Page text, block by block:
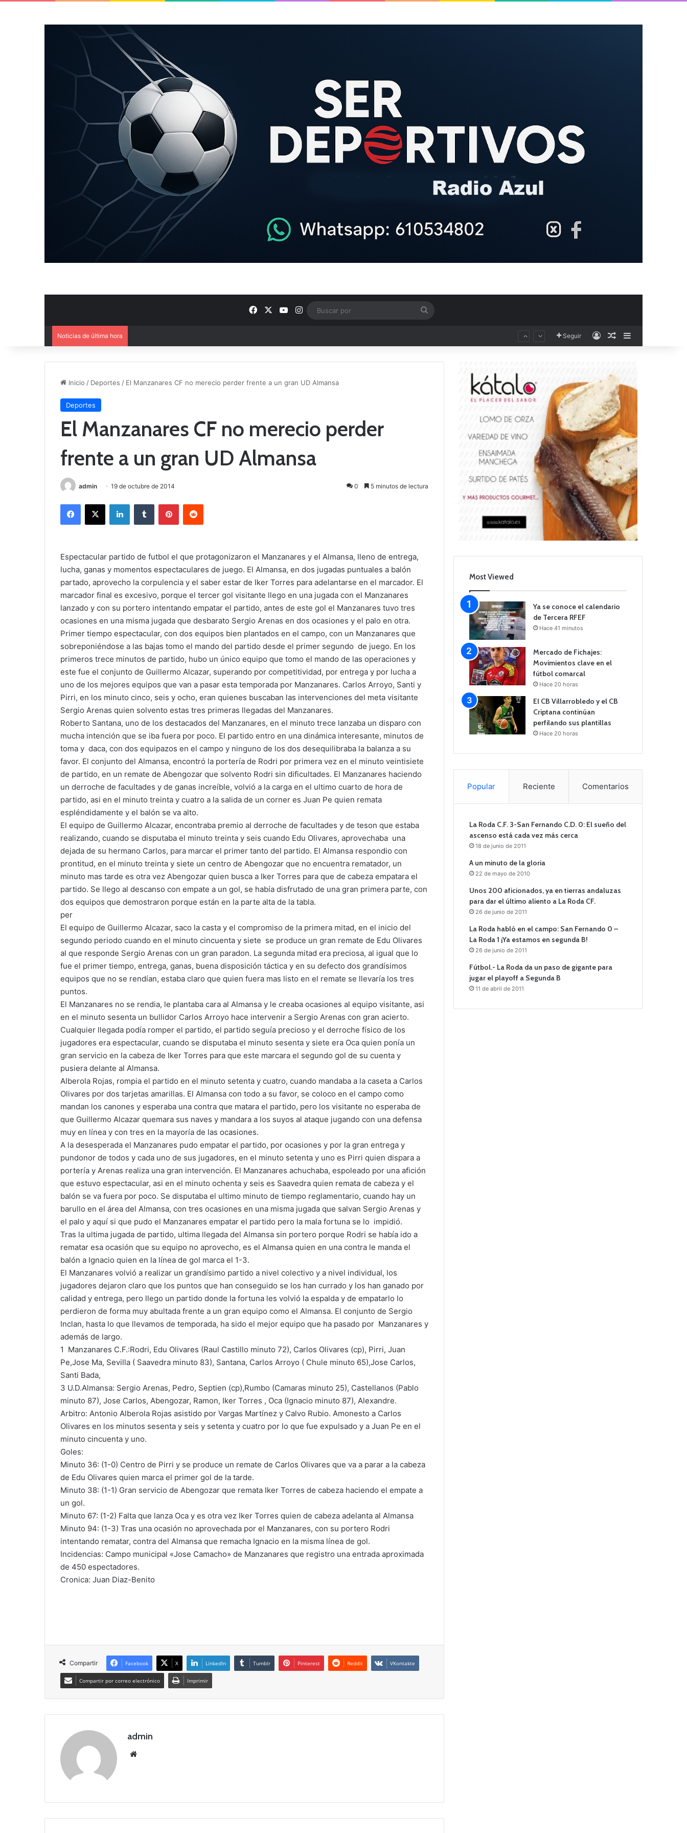
FacebookYouTube
Instagram
Noticias de última hora Seguir AccesoPublicación al
Inicio / Deportes / El Manzanares CF no merecio perder frente a un gran UD Almansa
Deportes
El Manzanares CF no merecio perder
frente a un gran UD Almansa
admin 19 de octubre de 2014 0 5 minutos de lectura
Espectacular partido de futbol el que protagonizaron el Manzanares y el Almansa, lleno de entrega,
lucha, ganas y momentos espectaculares de juego. El Almansa, en dos jugadas puntuales a balón
partado, aprovecho la corpulencia y el saber estar de Iker Torres para adelantarse en el marcador. El
marcador final es excesivo, porque el tercer gol visitante llego en una jugada con el Manzanares
lanzado y con su portero intentando empatar el partido, antes de este gol el Manzanares tuvo tres
ocasiones en una misma jugada que desbarato Sergio Arenas en dos ocasiones y el palo en otra.
Primer tiempo espectacular, con dos equipos bien plantados en el campo, con un Manzanares que
sobreponiéndose a las bajas tomo el mando del partido desde el primer segundo de juego. En los
primeros trece minutos de partido, hubo un único equipo que tomo el mando de las operaciones y
este fue el conjunto de Guillermo Alcazar, superando por competitividad, por entrega y por lucha a
uno de los mejores equipos que van a pasar esta temporada por Manzanares. Carlos Arroyo, Santi y
Pirri, en los minuto cinco, seis y ocho, eran quienes buscaban las intervenciones del meta visitante
Sergio Arenas quien solvento estas tres primeras llegadas del Manzanares.
Roberto Santana, uno de los destacados del Manzanares, en el minuto trece lanzaba un disparo con
mucha intención que se iba fuera por poco. El partido entro en una dinámica interesante, minutos de
toma y daca, con dos equipazos en el campo y ninguno de los dos desequilibraba la balanza a su
favor. El conjunto del Almansa, encontró la portería de Rodri por primera vez en el minuto veintisiete
de partido, en un remate de Abengozar que solvento Rodri sin dificultades. El Manzanares haciendo
un derroche de facultades y de ganas increíble, volvió a la carga en el ultimo cuarto de hora de
partido, asi en el minuto treinta y cuatro a la salida de un corner es Juan Pe quien remata
espléndidamente y el balón se va alto.
El equipo de Guillermo Alcazar, encontraba premio al derroche de facultades y de teson que estaba
realizando, cuando se disputaba el minuto treinta y seis cuando Edu Olivares, aprovechaba una
dejada de su hermano Carlos, para marcar el primer tanto del partido. El Almansa respondio con
prontitud, en el minuto treinta y siete un centro de Abengozar que no encuentra rematador, un
minuto mas tarde es otra vez Abengozar quien busca a Iker Torres para que de cabeza empatara el
partido. Se llego al descanso con empate a un gol, se había disfrutado de una gran primera parte, con
dos equipos que demostraron porque están en la parte alta de la tabla.
per
El equipo de Guillermo Alcazar, saco la casta y el compromiso de la primera mitad, en el inicio del
segundo periodo cuando en el minuto cincuenta y siete se produce un gran remate de Edu Olivares
al que responde Sergio Arenas con un gran paradon. La segunda mitad era preciosa, al igual que lo
fue el primer tiempo, entrega, ganas, buena disposición táctica y en su defecto dos grandísimos
equipos que no se rendían, estaba claro que quien fuera mas listo en el remate se llevaría los tres
puntos.
El Manzanares no se rendia, le plantaba cara al Almansa y le creaba ocasiones al equipo visitante, asi
en el minuto sesenta un bullidor Carlos Arroyo hace intervenir a Sergio Arenas con gran acierto.
Cualquier llegada podía romper el partido, el partido seguía precioso y el derroche físico de los
jugadores era espectacular, cuando se disputaba el minuto sesenta y siete era Oca quien ponía un
gran servicio en la cabeza de Iker Torres para que este marcara el segundo gol de su cuenta y
pusiera delante al Almansa.
Alberola Rojas, rompia el partido en el minuto setenta y cuatro, cuando mandaba a la caseta a Carlos
Olivares por dos tarjetas amarillas. El Almansa con todo a su favor, se coloco en el campo como
mandan los canones y esperaba una contra que matara el partido, pero los visitante no esperaba de
que Guillermo Alcazar quemara sus naves y mandara a los suyos al ataque jugando con una defensa
muy en línea y con tres en la mayoría de las ocasiones.
A la desesperada el Manzanares pudo empatar el partido, por ocasiones y por la gran entrega y
pundonor de todos y cada uno de sus jugadores, en el minuto setenta y uno es Pirri quien dispara a
portería y Arenas realiza una gran intervención. El Manzanares achuchaba, espoleado por una afición
que estuvo espectacular, asi en el minuto ochenta y seis es Saavedra quien remata de cabeza y el
balón se va fuera por poco. Se disputaba el ultimo minuto de tiempo reglamentario, cuando hay un
barullo en el área del Almansa, con tres ocasiones en una misma jugada que salvan Sergio Arenas y
el palo y aquí si que pudo el Manzanares empatar el partido pero la mala fortuna se lo impidió.
Tras la ultima jugada de partido, ultima llegada del Almansa sin portero porque Rodri se había ido a
rematar esa ocasión que su equipo no aprovecho, es el Almansa quien en una contra le manda el
balón a Ignacio quien en la línea de gol marca el 1-3.
El Manzanares volvió a realizar un grandísimo partido a nivel colectivo y a nivel individual, los
jugadores dejaron claro que los puntos que han conseguido se los han currado y los han ganado por
calidad y entrega, pero llego un partido donde la fortuna les volvió la espalda y de empatarlo lo
perdieron de forma muy abultada frente a un gran equipo como el Almansa. El conjunto de Sergio
Inclan, hasta lo que llevamos de temporada, ha sido el mejor equipo que ha pasado por Manzanares y
además de largo.
1 Manzanares C.F.:Rodri, Edu Olivares (Raul Castillo minuto 72), Carlos Olivares (cp), Pirri, Juan
Pe,Jose Ma, Sevilla ( Saavedra minuto 83), Santana, Carlos Arroyo ( Chule minuto 65),Jose Carlos,
Santi Bada,
3 U.D.Almansa: Sergio Arenas, Pedro, Septien (cp),Rumbo (Camaras minuto 25), Castellanos (Pablo
minuto 87), Jose Carlos, Abengozar, Ramon, Iker Torres , Oca (Ignacio minuto 87), Alexandre.
Arbitro: Antonio Alberola Rojas asistido por Vargas Martínez y Calvo Rubio. Amonesto a Carlos
Olivares en los minutos sesenta y seis y setenta y cuatro por lo que fue expulsado y a Juan Pe en el
minuto cincuenta y uno.
Goles:
Minuto 36: (1-0) Centro de Pirri y se produce un remate de Carlos Olivares que va a parar a la cabeza
de Edu Olivares quien marca el primer gol de la tarde.
Minuto 38: (1-1) Gran servicio de Abengozar que remata Iker Torres de cabeza haciendo el empate a
un gol.
Minuto 67: (1-2) Falta que lanza Oca y es otra vez Iker Torres quien de cabeza adelanta al Almansa
Minuto 94: (1-3) Tras una ocasión no aprovechada por el Manzanares, con su portero Rodri
intentando rematar, contra del Almansa que remacha Ignacio en la misma línea de gol.
Incidencias: Campo municipal «Jose Camacho» de Manzanares que registro una entrada aproximada
de 450 espectadores.
Cronica: Juan Diaz-Benito
Compartir Facebook X LinkedIn Tumblr Pinterest Reddit VKontakte
Compartir por correo electrónico Imprimir
admin
Most Viewed
Ya se conoce el calendario
de Tercera RFEF
Hace 41 minutos
Mercado de Fichajes:
Movimientos clave en el
fútbol comarcal
Hace 20 horas
El CB Villarrobledo y el CB
Criptana continúan
perfilando sus plantillas
Hace 20 horas
Popular Reciente Comentarios
La Roda C.F. 3-San Fernando C.D. 0: El sueño del
ascenso está cada vez más cerca
18 de junio de 2011
A un minuto de la gloria
22 de mayo de 2010
Unos 200 aficionados, ya en tierras andaluzas
para dar el último aliento a La Roda CF.
26 de junio de 2011
La Roda habló en el campo: San Fernando 0 –
La Roda 1 ¡Ya estamos en segunda B!
26 de junio de 2011
Fútbol.- La Roda da un paso de gigante para
jugar el playoff a Segunda B
11 de abril de 2011